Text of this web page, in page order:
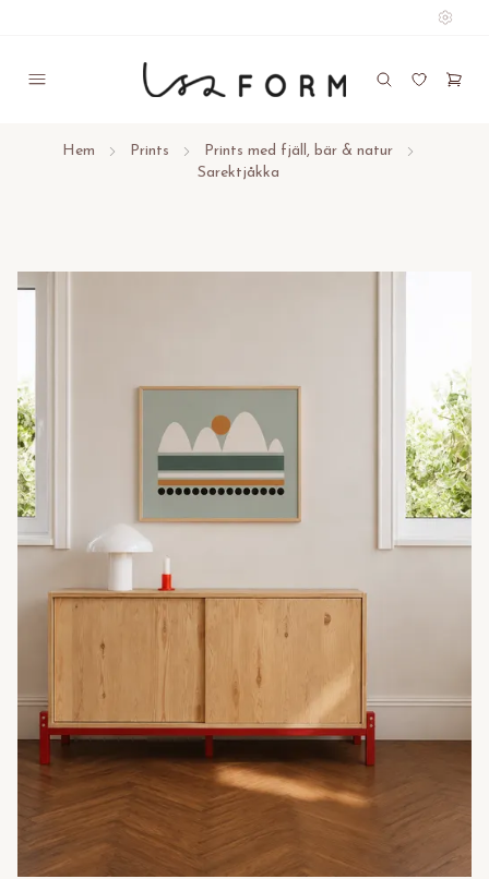
Hem Prints
Prints med fjäll, bär & natur
Sarektjåkka